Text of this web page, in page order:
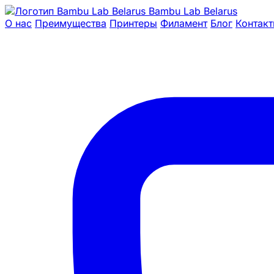
Bambu Lab Belarus
О нас Преимущества Принтеры Филамент Блог